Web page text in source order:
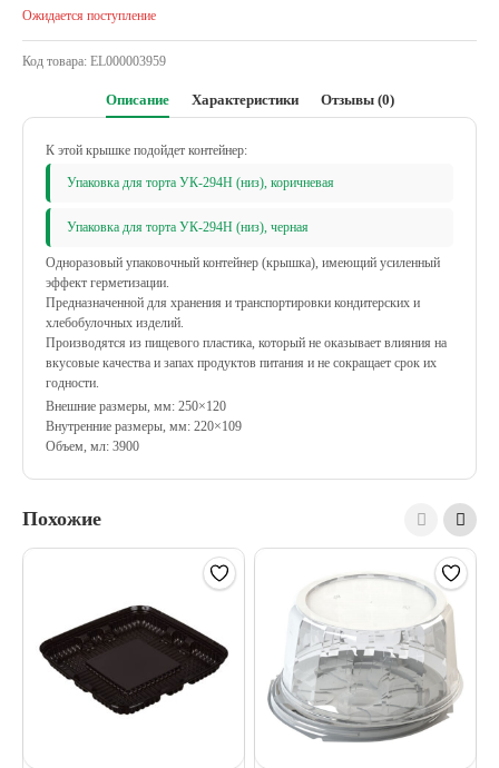
Ожидается поступление
Код товара: EL000003959
Описание Характеристики Отзывы (0)
К этой крышке подойдет контейнер:
Упаковка для торта УК-294Н (низ), коричневая
Упаковка для торта УК-294Н (низ), черная
Одноразовый упаковочный контейнер (крышка), имеющий усиленный
эффект герметизации.
Предназначенной для хранения и транспортировки кондитерских и
хлебобулочных изделий.
Производятся из пищевого пластика, который не оказывает влияния на
вкусовые качества и запах продуктов питания и не сокращает срок их
годности.
Внешние размеры, мм: 250×120
Внутренние размеры, мм: 220×109
Объем, мл: 3900
Похожие